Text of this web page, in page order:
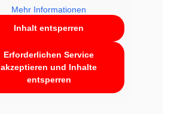
Mehr Informationen
Inhalt entsperren
Erforderlichen Service
akzeptieren und Inhalte
entsperren